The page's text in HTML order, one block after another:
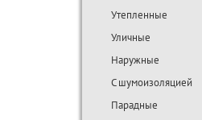
Утепленные
Уличные
Наружные
С шумоизоляцией
Парадные